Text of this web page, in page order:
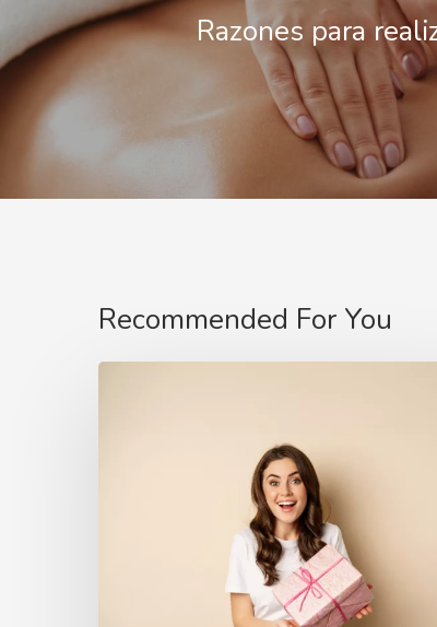
Razones para
Recommended For You